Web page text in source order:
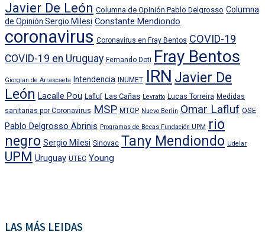
Javier De León Columna de Opinión Pablo Delgrosso Columna
de Opinión Sergio Milesi Constante Mendiondo
coronavirus Coronavirus en Fray Bentos COVID-19
COVID-19 en Uruguay Fernando Doti Fray Bentos
Giorgian de Arrascaeta Intendencia INUMET IRN Javier De
León Lacalle Pou Lafluf Las Cañas Levratto Lucas Torreira Medidas
sanitarias por Coronavirus MSP MTOP Nuevo Berlin Omar Lafluf OSE
Pablo Delgrosso Abrinis Programas de Becas Fundación UPM rio
negro Sergio Milesi Sinovac Tany Mendiondo Udelar
UPM Uruguay UTEC Young
LAS MÁS LEIDAS